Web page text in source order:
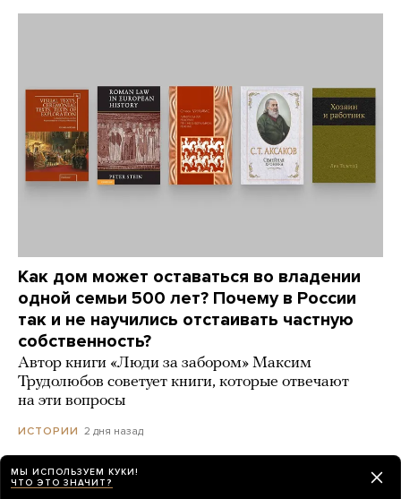
Как дом может оставаться во владении
одной семьи 500 лет? Почему в России
так и не научились отстаивать частную
собственность?
Автор книги «Люди за забором» Максим
Трудолюбов советует книги, которые отвечают
на эти вопросы
ИСТОРИИ 2 дня назад
МЫ ИСПОЛЬЗУЕМ КУКИ!
ЧТО ЭТО ЗНАЧИТ?